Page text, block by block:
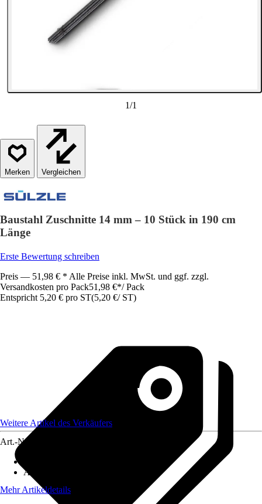
1/1
Vergleichen
Baustahl Zuschnitte 14 mm – 10 Stück in 190 cm
Länge
Erste Bewertung schreiben
Preis — 51,98 € * Alle Preise inkl. MwSt. und ggf. zzgl.
Versandkosten pro Pack51,98 €*/ Pack
Entspricht 5,20 € pro ST(5,20 €/ ST)
Weitere Artikel des Verkäufers
Art.-Nr.
Ausführung
Mehr Artikeldetails